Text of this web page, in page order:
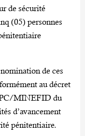
de sécurité
(05) personnes
de ces
au décret
MINEFID du
d’avancement
pénitentiaire.